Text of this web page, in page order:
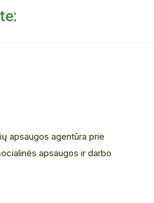
apsaugos agentūra prie
apsaugos ir darbo